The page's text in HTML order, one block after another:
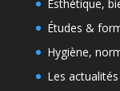
Esthétique,
Études &
Hygiène,
Les